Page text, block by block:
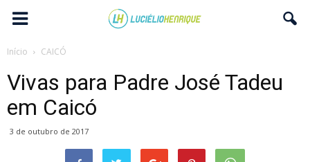
Início CAICÓ
Vivas para Padre José Tadeu
em Caicó
3 de outubro de 2017